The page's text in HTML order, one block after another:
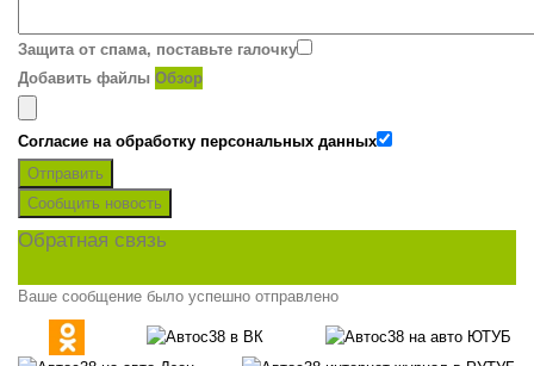
Защита от спама, поставьте галочку
Добавить файлы Обзор
Согласие на обработку персональных данных
Отправить
Сообщить новость
Обратная связь
Ваше сообщение было успешно отправлено